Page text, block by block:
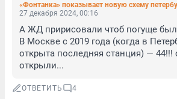
27 декабря 2024, 00:16
А ЖД пририсовали чтоб погуще
В Москве с 2019 года (когда в
открыта последняя станция) — 44!!!
открыли...
ОТВЕТИТЬ 4